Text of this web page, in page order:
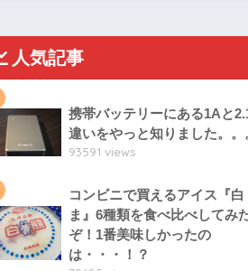
人気記事
携帯バッテリーにある1Aと
違いをやっと知りました。。
93591 views
コンビニで買えるアイス『白
ま』6種類を食べ比べしてみ
ぞ！1番美味しかったの
は・・・！？